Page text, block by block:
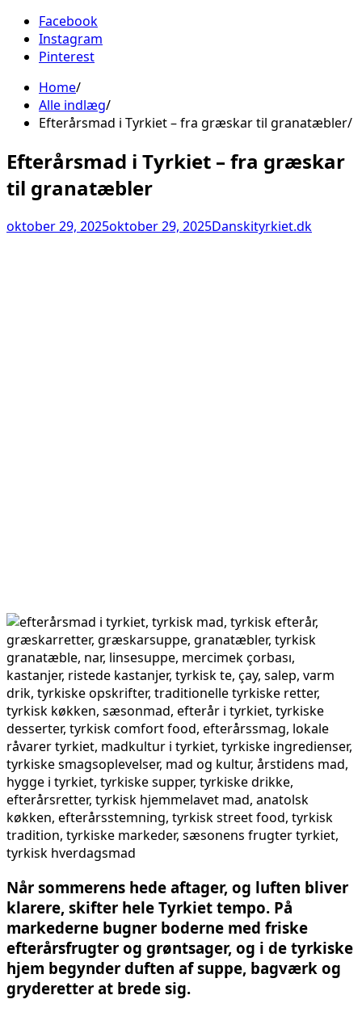
Facebook
Instagram
Pinterest
Home
Alle indlæg
Efterårsmad i Tyrkiet – fra græskar til granatæbler
Efterårsmad i Tyrkiet – fra græskar
til granatæbler
oktober 29, 2025oktober 29, 2025Danskityrkiet.dk
Når sommerens hede aftager, og luften bliver
klarere, skifter hele Tyrkiet tempo. På
markederne bugner boderne med friske
efterårsfrugter og grøntsager, og i de tyrkiske
hjem begynder duften af suppe, bagværk og
gryderetter at brede sig.